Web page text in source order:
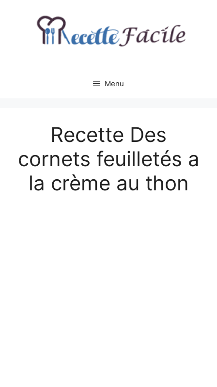
Menu
Recette Des
cornets feuilletés a
la crème au thon